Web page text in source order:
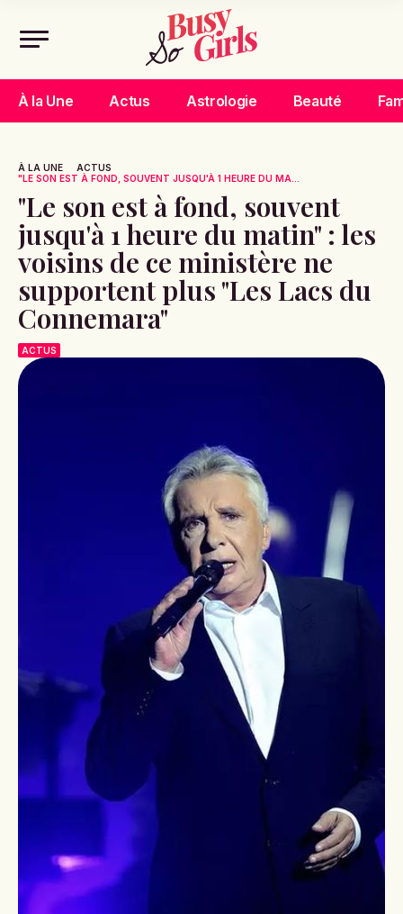
À la Une Actus Astrologie Beauté
À LA UNE
ACTUS
"LE SON EST À FOND, SOUVENT JUSQU'À 1 HEURE DU MA...
"Le son est à fond, souvent
jusqu'à 1 heure du matin" : les
voisins de ce ministère ne
supportent plus "Les Lacs du
Connemara"
ACTUS